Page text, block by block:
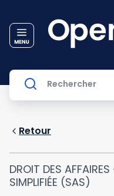
Retour
DROIT DES
SIMPLIFIÉE (SAS)